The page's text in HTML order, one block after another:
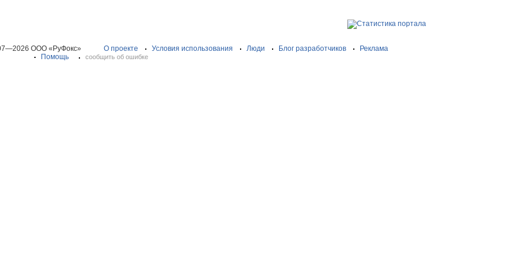
ООО «РуФокс» О проекте Условия использования Люди Блог разработчиков
Реклама
Помощь
сообщить об ошибке